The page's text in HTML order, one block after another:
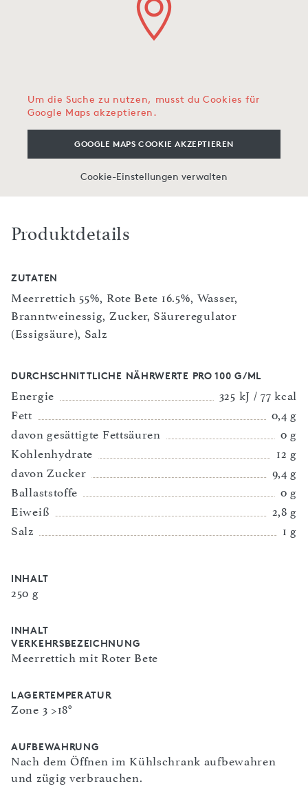
Um die Suche zu nutzen, musst du Cookies für
Google Maps akzeptieren.
GOOGLE MAPS COOKIE AKZEPTIEREN
Cookie-Einstellungen verwalten
Produktdetails
ZUTATEN
Meerrettich 55%, Rote Bete 16.5%, Wasser,
Branntweinessig, Zucker, Säureregulator
(Essigsäure), Salz
DURCHSCHNITTLICHE NÄHRWERTE PRO 100 G/ML
Energie
325 kJ / 77 kcal
Fett
0,4 g
davon gesättigte Fettsäuren
0 g
Kohlenhydrate
12 g
davon Zucker
9,4 g
Ballaststoffe
0 g
Eiweiß
2,8 g
Salz
1 g
INHALT
250 g
INHALT
VERKEHRSBEZEICHNUNG
Meerrettich mit Roter Bete
LAGERTEMPERATUR
Zone 3 >18°
AUFBEWAHRUNG
Nach dem Öffnen im Kühlschrank aufbewahren
und zügig verbrauchen.